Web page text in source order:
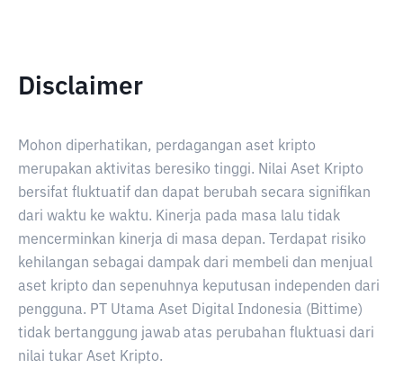
Disclaimer
Mohon diperhatikan, perdagangan aset kripto
merupakan aktivitas beresiko tinggi. Nilai Aset Kripto
bersifat fluktuatif dan dapat berubah secara signifikan
dari waktu ke waktu. Kinerja pada masa lalu tidak
mencerminkan kinerja di masa depan. Terdapat risiko
kehilangan sebagai dampak dari membeli dan menjual
aset kripto dan sepenuhnya keputusan independen dari
pengguna. PT Utama Aset Digital Indonesia (Bittime)
tidak bertanggung jawab atas perubahan fluktuasi dari
nilai tukar Aset Kripto.